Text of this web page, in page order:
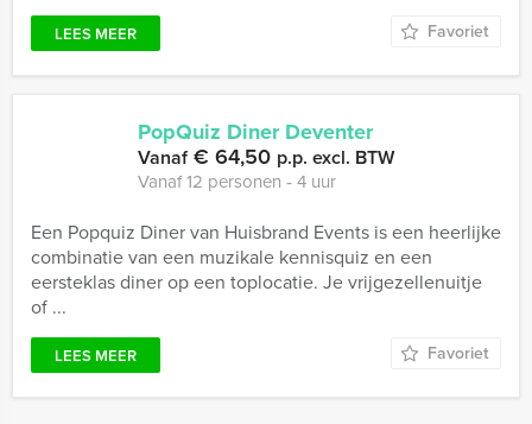
LEES MEER Favoriet
PopQuiz Diner Deventer
Vanaf€ 64,50 p.p. excl. BTW
Vanaf 12 personen ‐ 4 uur
Een Popquiz Diner van Huisbrand Events is een heerlijke
combinatie van een muzikale kennisquiz en een
eersteklas diner op een toplocatie. Je vrijgezellenuitje
of ...
LEES MEER Favoriet